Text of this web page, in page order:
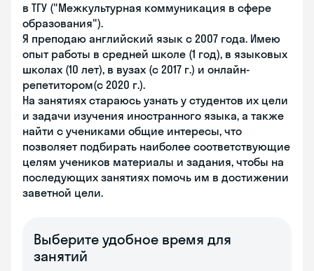
в ТГУ ("Межкультурная коммуникация в сфере
образования").
Я преподаю английский язык с 2007 года. Имею
опыт работы в средней школе (1 год), в языковых
школах (10 лет), в вузах (с 2017 г.) и онлайн-
репетитором(с 2020 г.).
На занятиях стараюсь узнать у студентов их цели
и задачи изучения иностранного языка, а также
найти с учениками общие интересы, что
позволяет подбирать наиболее соответствующие
целям учеников материалы и задания, чтобы на
последующих занятиях помочь им в достижении
заветной цели.
Выберите удобное время для
занятий